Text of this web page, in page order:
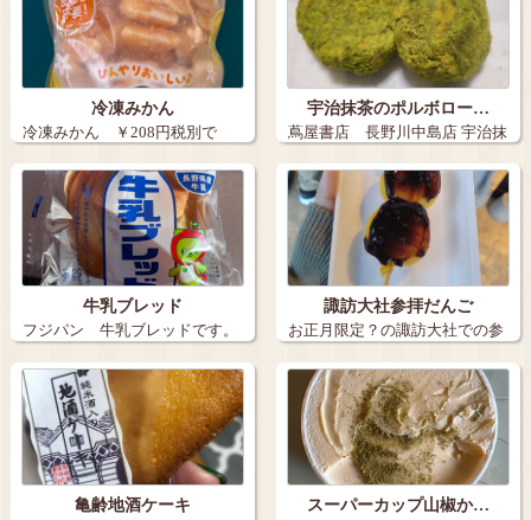
冷凍みかん
冷凍みかん ￥208円税別で
す。…
宇治抹茶のポルボロー…
蔦屋書店 長野川中島店 宇治抹
茶のポル…
牛乳ブレッド
フジパン 牛乳ブレッドです。
…
諏訪大社参拝だんご
お正月限定？の諏訪大社での参
拝だんごです…
亀齢地酒ケーキ スーパーカップ山椒か…